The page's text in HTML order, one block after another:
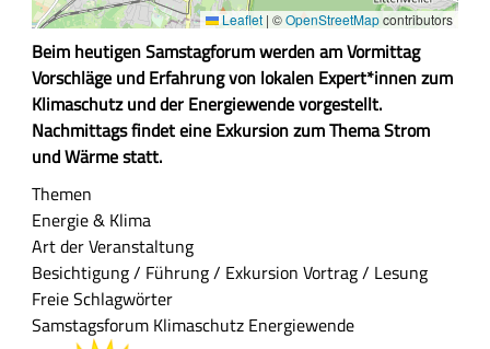
Leaflet | ©OpenStreetMapcontributors
Z
u
s
a
m
m
e
n
f
a
s
s
Beim heutigen Samstagforum werden am Vormittag
Vorschläge und Erfahrung von lokalen Expert*innen zum
Klimaschutz und der Energiewende vorgestellt.
Nachmittags findet eine Exkursion zum Thema Strom
und Wärme statt.
Themen
Energie & Klima
Art der Veranstaltung
Besichtigung / Führung / Exkursion Vortrag / Lesung
Freie Schlagwörter
Samstagsforum Klimaschutz Energiewende